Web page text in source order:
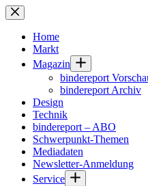
Zum
Inhalt
springenHome
Markt
Magazin
bindereport
bindereport Archiv
Design
Technik
bindereport – ABO
Schwerpunkt-Themen
Mediadaten
Newsletter-Anmeldung
Service